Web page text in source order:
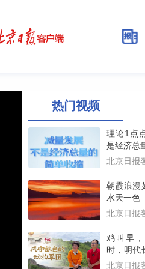
热门视频
理论1点
是经济总
北京日报
朝霞浪漫
水天一色
北京日报
鸡叫早
时，明代
一支动物
北京日报